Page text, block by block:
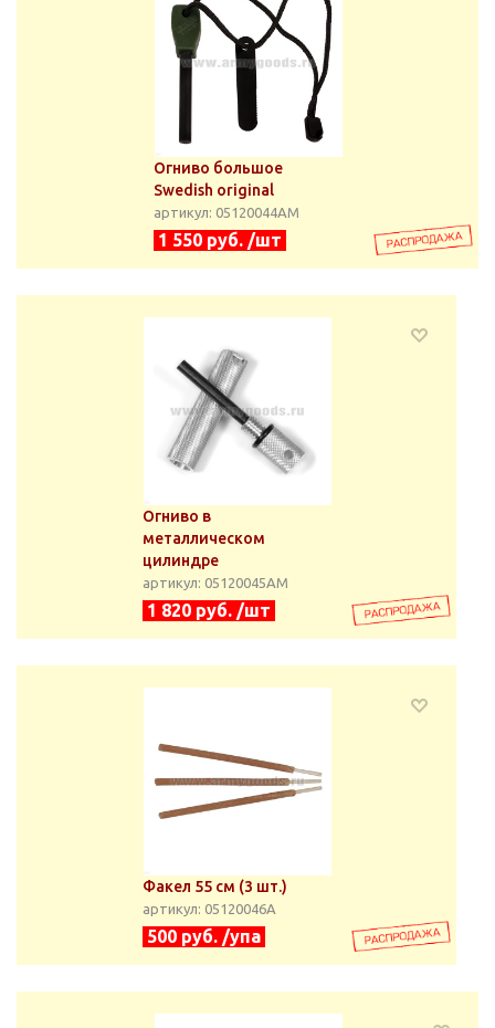
Огниво большое
Swedish original
артикул: 05120044АМ
1 550 руб. /шт
Огниво в
металлическом
цилиндре
артикул: 05120045АМ
1 820 руб. /шт
Факел 55 см (3 шт.)
артикул: 05120046А
500 руб. /упа